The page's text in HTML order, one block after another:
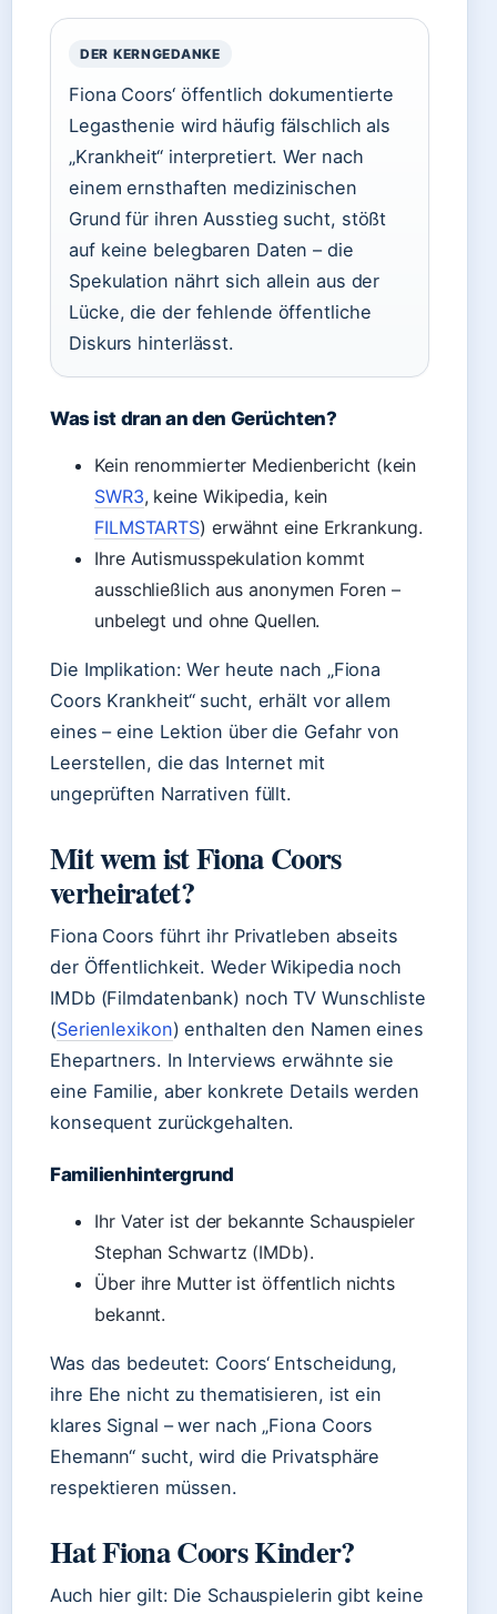
DER KERNGEDANKE
Fiona Coors‘ öffentlich dokumentierte
Legasthenie wird häufig fälschlich als
„Krankheit“ interpretiert. Wer nach
einem ernsthaften medizinischen
Grund für ihren Ausstieg sucht, stößt
auf keine belegbaren Daten – die
Spekulation nährt sich allein aus der
Lücke, die der fehlende öffentliche
Diskurs hinterlässt.
Was ist dran an den Gerüchten?
Kein renommierter Medienbericht (kein
SWR3, keine Wikipedia, kein
FILMSTARTS) erwähnt eine Erkrankung.
Ihre Autismusspekulation kommt
ausschließlich aus anonymen Foren –
unbelegt und ohne Quellen.
Die Implikation: Wer heute nach „Fiona
Coors Krankheit“ sucht, erhält vor allem
eines – eine Lektion über die Gefahr von
Leerstellen, die das Internet mit
ungeprüften Narrativen füllt.
Mit wem ist Fiona Coors
verheiratet?
Fiona Coors führt ihr Privatleben abseits
der Öffentlichkeit. Weder Wikipedia noch
IMDb (Filmdatenbank) noch TV Wunschliste
(Serienlexikon) enthalten den Namen eines
Ehepartners. In Interviews erwähnte sie
eine Familie, aber konkrete Details werden
konsequent zurückgehalten.
Familienhintergrund
Ihr Vater ist der bekannte Schauspieler
Stephan Schwartz (IMDb).
Über ihre Mutter ist öffentlich nichts
bekannt.
Was das bedeutet: Coors‘ Entscheidung,
ihre Ehe nicht zu thematisieren, ist ein
klares Signal – wer nach „Fiona Coors
Ehemann“ sucht, wird die Privatsphäre
respektieren müssen.
Hat Fiona Coors Kinder?
Auch hier gilt: Die Schauspielerin gibt keine